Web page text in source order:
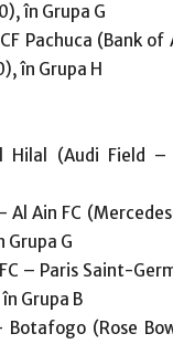
în Grupa G
Pachuca (Bank
în Grupa H
Hilal (Audi Field –
Al Ain FC
G
– Paris Saint-
Grupa B
(Rose